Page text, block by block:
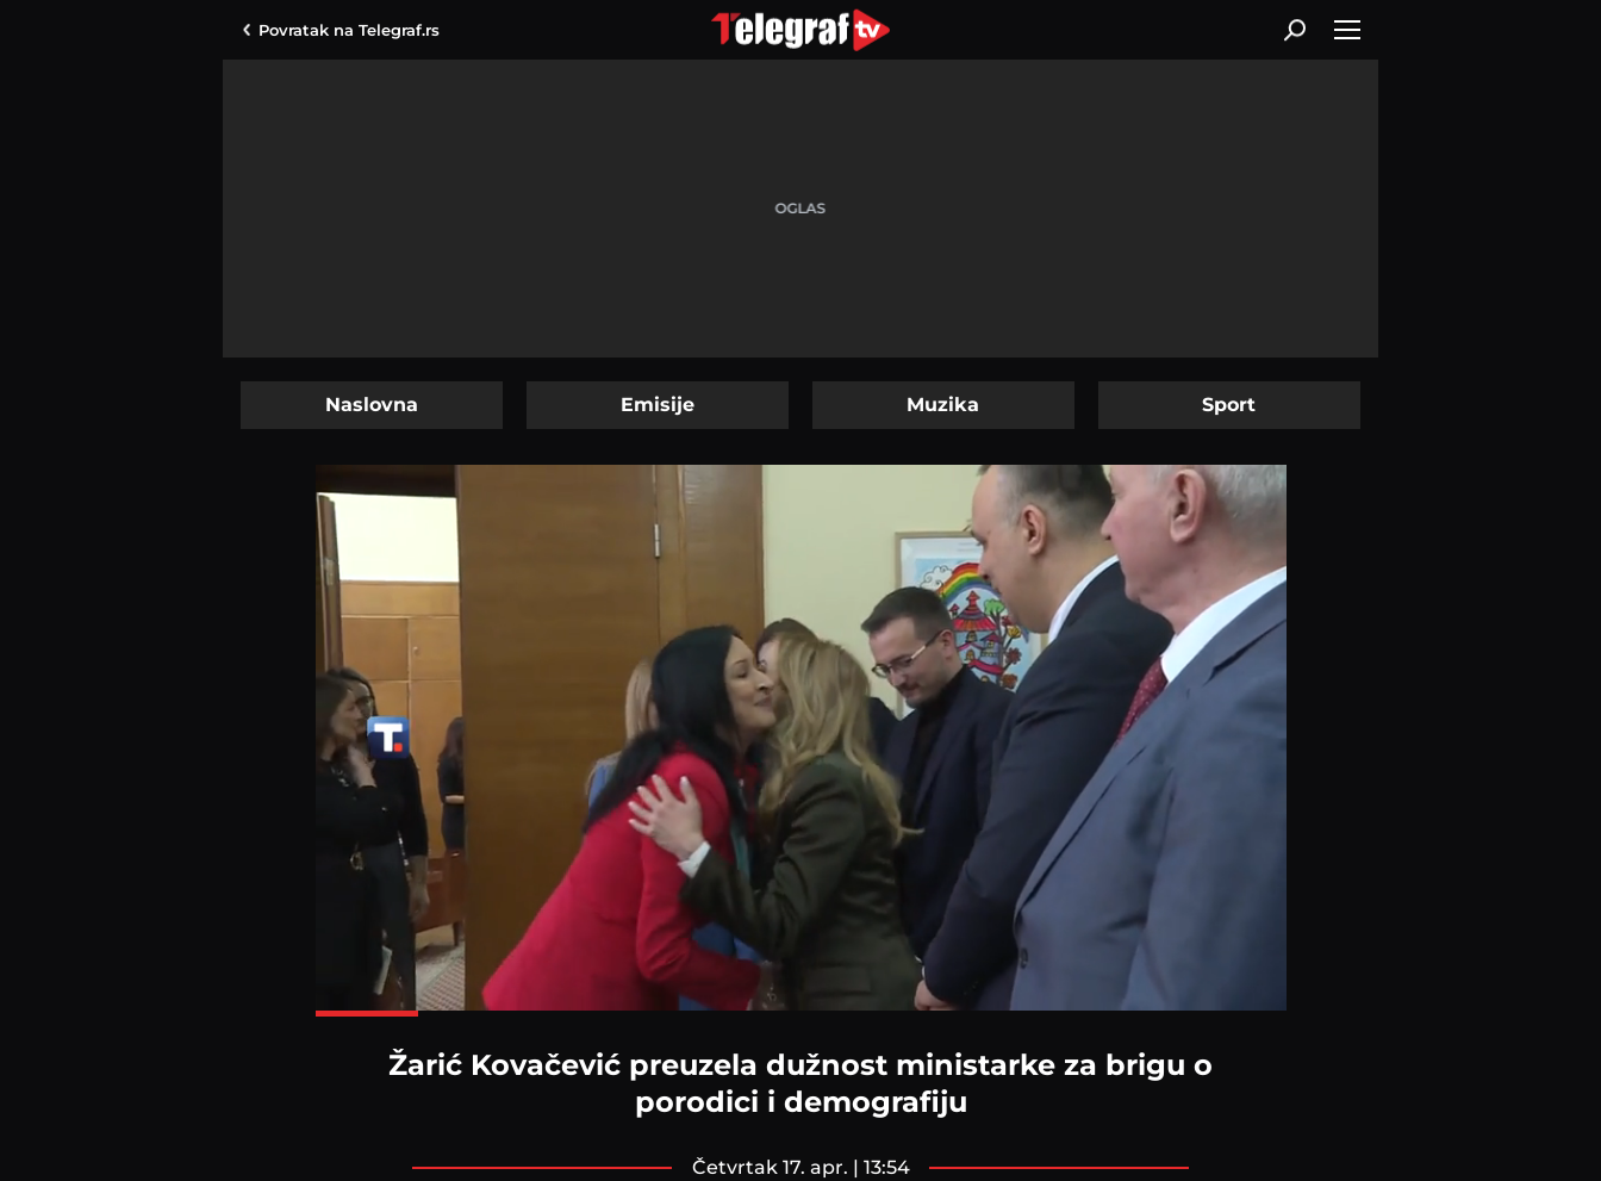
Povratak na Telegraf.rs
Naslovna Emisije Muzika Sport
Žarić Kovačević preuzela dužnost ministarke za brigu o
porodici i demografiju
četvrtak 17. apr. | 13:54